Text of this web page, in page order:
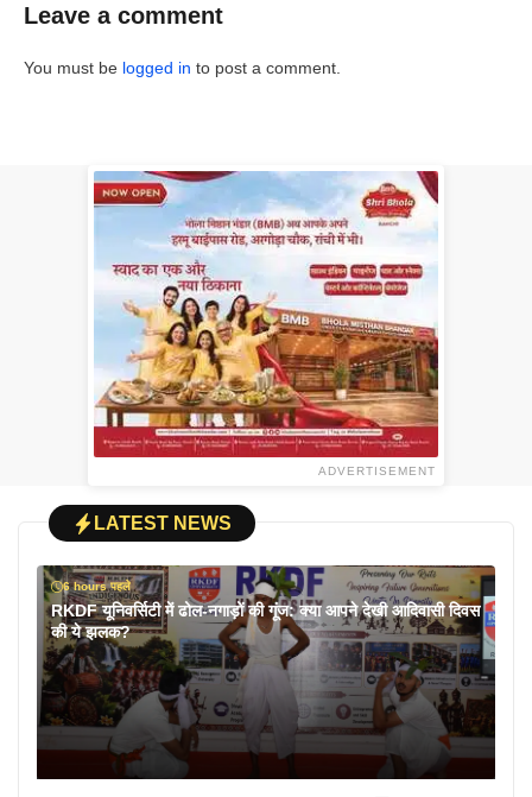
Leave a comment
You must be logged in to post a comment.
ADVERTISEMENT
LATEST NEWS
6 hours पहले
RKDF यूनिवर्सिटी में ढोल-नगाड़ों की गूंज: क्या आपने देखी आदिवासी दिवस
की ये झलक?